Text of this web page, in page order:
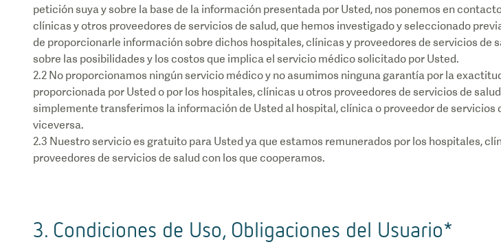
petición suya y sobre la base de la información presentada por Usted, nos ponemos en
clínicas y otros proveedores de servicios de salud, que hemos investigado y seleccionado
de proporcionarle información sobre dichos hospitales, clínicas y proveedores de servicios de
sobre las posibilidades y los costos que implica el servicio médico solicitado por Usted.
2.2 No proporcionamos ningún servicio médico y no asumimos ninguna garantía por la
proporcionada por Usted o por los hospitales, clínicas u otros proveedores de servicios de
simplemente transferimos la información de Usted al hospital, clínica o proveedor de servicios
viceversa.
2.3 Nuestro servicio es gratuito para Usted ya que estamos remunerados por los hospitales,
3. Condiciones de Uso, Obligaciones del Usuario*